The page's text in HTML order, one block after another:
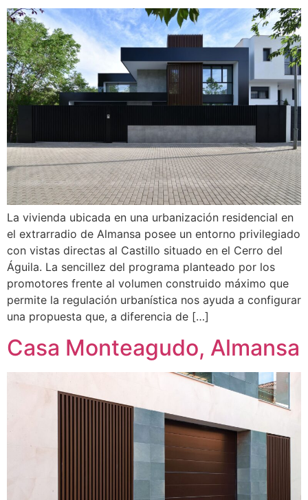
La vivienda ubicada en una urbanización residencial en
el extrarradio de Almansa posee un entorno privilegiado
con vistas directas al Castillo situado en el Cerro del
Águila. La sencillez del programa planteado por los
promotores frente al volumen construido máximo que
permite la regulación urbanística nos ayuda a configurar
una propuesta que, a diferencia de […]
Casa Monteagudo, Almansa